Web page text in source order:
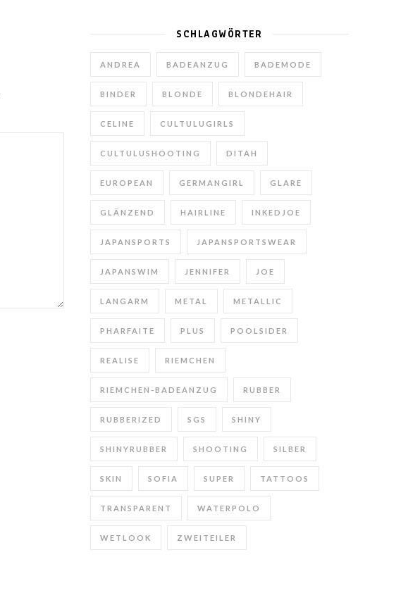
SCHLAGWÖRTER
ANDREA BADEANZUG BADEMODE
BINDER BLONDE BLONDEHAIR
CELINE CULTULUGIRLS
CULTULUSHOOTING DITAH
EUROPEAN GERMANGIRL GLARE
GLÄNZEND HAIRLINE INKEDJOE
JAPANSPORTS JAPANSPORTSWEAR
JAPANSWIM JENNIFER JOE
LANGARM METAL METALLIC
PHARFAITE PLUS POOLSIDER
REALISE RIEMCHEN
RIEMCHEN-BADEANZUG RUBBER
RUBBERIZED SGS SHINY
SHINYRUBBER SHOOTING SILBER
SKIN SOFIA SUPER TATTOOS
TRANSPARENT WATERPOLO
WETLOOK ZWEITEILER